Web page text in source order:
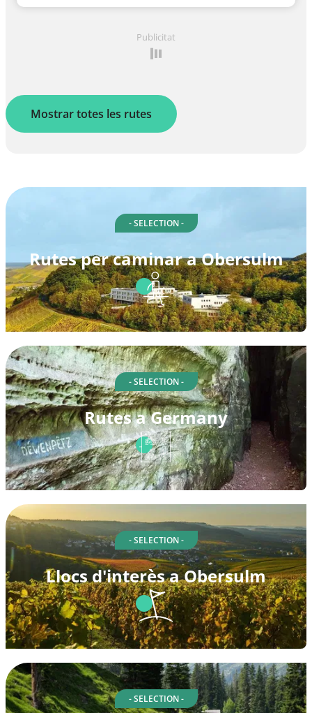
Publicitat
Mostrar totes les rutes
- SELECTION -
Rutes per caminar a Obersulm
- SELECTION -
Rutes a Germany
- SELECTION -
Llocs d'interès a Obersulm
- SELECTION -